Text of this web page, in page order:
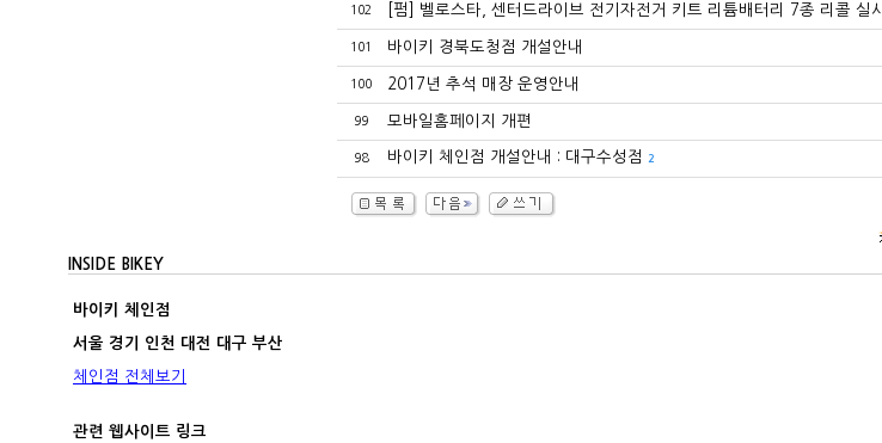
102 [펌] 벨로스타, 센터드라이브 전기자전거 키트 리튬배터리 7종 리콜 실시
101 바이키 경북도청점 개설안내
100 2017년 추석 매장 운영안내
99 모바일홈페이지 개편
98 바이키 체인점 개설안내 : 대구수성점 2
INSIDE BIKEY
바이키 체인점
서울 경기 인천 대전 대구 부산
체인점 전체보기
관련 웹사이트 링크